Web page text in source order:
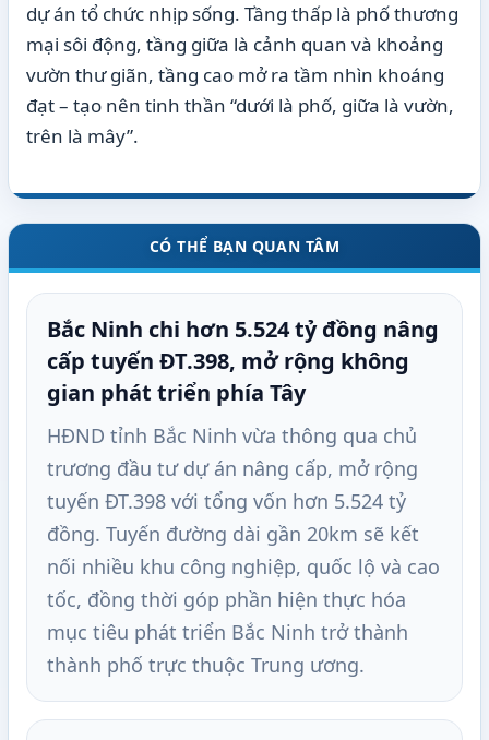
dự án tổ chức nhịp sống. Tầng thấp là phố thương
mại sôi động, tầng giữa là cảnh quan và khoảng
vườn thư giãn, tầng cao mở ra tầm nhìn khoáng
đạt – tạo nên tinh thần “dưới là phố, giữa là vườn,
trên là mây”.
CÓ THỂ BẠN QUAN TÂM
Bắc Ninh chi hơn 5.524 tỷ đồng nâng
cấp tuyến ĐT.398, mở rộng không
gian phát triển phía Tây
HĐND tỉnh Bắc Ninh vừa thông qua chủ
trương đầu tư dự án nâng cấp, mở rộng
tuyến ĐT.398 với tổng vốn hơn 5.524 tỷ
đồng. Tuyến đường dài gần 20km sẽ kết
nối nhiều khu công nghiệp, quốc lộ và cao
tốc, đồng thời góp phần hiện thực hóa
mục tiêu phát triển Bắc Ninh trở thành
thành phố trực thuộc Trung ương.